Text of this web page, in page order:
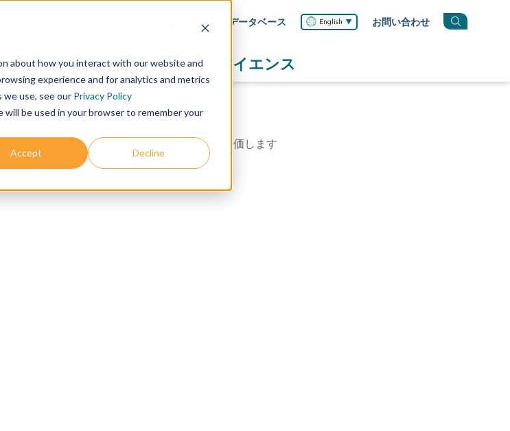
about how you interact with our website and
experience and for analytics and metrics
use, see our Privacy Policy
be used in your browser to remember your
Accept Decline
お問い合わせ
腫瘍学関連データベース English
会社概要 私たちのサイエンス
性のあ るモデルを用いて、次世代治療薬を評価します